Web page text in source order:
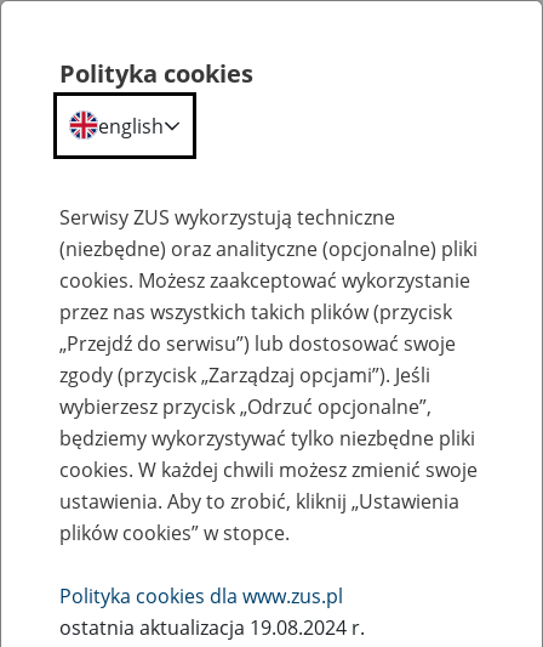
Szkolenia
Zaproś ZUS do siebie - zakładanie profili
eZUS w siedzibie Twojej firmy
Rodzaj wydarzenia
Szkolenia
Polityka cookies
english
Serwisy ZUS wykorzystują techniczne
(niezbędne) oraz analityczne (opcjonalne) pliki
cookies. Możesz zaakceptować wykorzystanie
przez nas wszystkich takich plików (przycisk
„Przejdź do serwisu”) lub dostosować swoje
zgody (przycisk „Zarządzaj opcjami”). Jeśli
wybierzesz przycisk „Odrzuć opcjonalne”,
będziemy wykorzystywać tylko niezbędne pliki
cookies. W każdej chwili możesz zmienić swoje
ustawienia. Aby to zrobić, kliknij „Ustawienia
plików cookies” w stopce.
Polityka cookies dla www.zus.pl
ostatnia aktualizacja 19.08.2024 r.